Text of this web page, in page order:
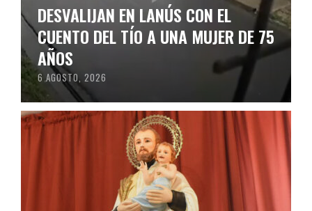
DESVALIJAN EN LANÚS CON EL
CUENTO DEL TÍO A UNA MUJER DE 75
AÑOS
6 AGOSTO, 2026